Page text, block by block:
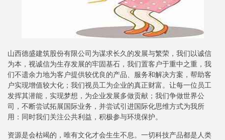
山西德盛建筑股份有限公司为谋求长久的发展与繁荣，我们以诚信
为本，视诚信为生存发展的牢固基石，我们置客户于重中之重，我
们不遗余力地为客户提供较优良的产品、服务和解决方案，帮助客
户实现增值较大化；我们视员工为企业的真正财富。让每一位员工
发挥其潜能，实现梦想，为企业发展多做贡献；我们争做世界公
司，不断尝试拓展国际业务，并尝试引进国际化思维方式为我所
用：同时我们关注公共利益，积极参与环境保护。
资源是会枯竭的，唯有文化才会生生不息。一切科技产品都是人类